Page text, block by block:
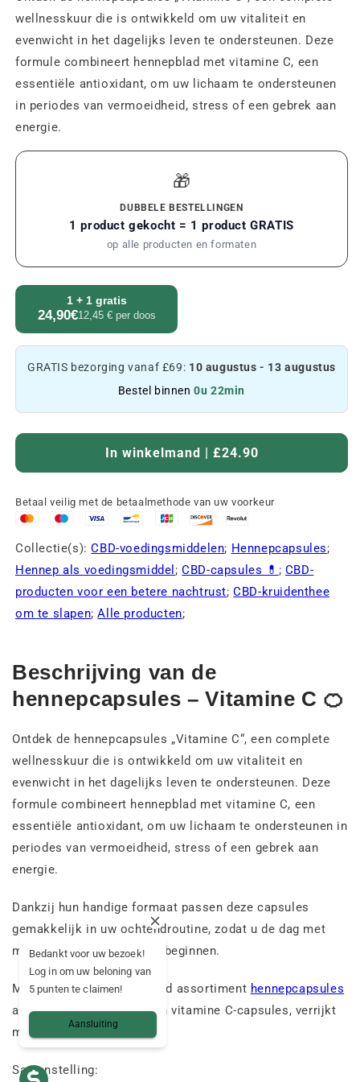
wellnesskuur die is ontwikkeld om uw vitaliteit en
evenwicht in het dagelijks leven te ondersteunen. Deze
formule combineert hennepblad met vitamine C, een
essentiële antioxidant, om uw lichaam te ondersteunen
in periodes van vermoeidheid, stress of een gebrek aan
energie.
🎁
DUBBELE BESTELLINGEN
1 product gekocht = 1 product GRATIS
op alle producten en formaten
1 + 1 gratis
24,90€12,45 € per doos
GRATIS bezorging vanaf £69: 10 augustus - 13 augustus
Bestel binnen0u 22min
In winkelmand | £24.90
Betaal veilig met de betaalmethode van uw voorkeur
Collectie(s):CBD-voedingsmiddelen; Hennepcapsules;
Hennep als voedingsmiddel ;CBD-capsules 💊 ; CBD-
producten voor een betere nachtrust;CBD-kruidenthee
om te slapen;Alle producten;
Beschrijving van de
hennepcapsules – Vitamine C 🍊
Ontdek de hennepcapsules „Vitamine C“, een complete
wellnesskuur die is ontwikkeld om uw vitaliteit en
evenwicht in het dagelijks leven te ondersteunen. Deze
formule combineert hennepblad met vitamine C, een
essentiële antioxidant, om uw lichaam te ondersteunen in
periodes van vermoeidheid, stress of een gebrek aan
energie.
Dankzij hun handige formaat passen deze capsules
gemakkelijk in uw ochtendroutine, zodat u de dag met
meer energie en rust kunt beginnen.
Mama Kana biedt een breed assortiment hennepcapsules
aan, zoals deze hennep- en vitamine C-capsules, verrijkt
met vitamine C.
Samenstelling:
Bedankt voor uw bezoek!
Log in om uw beloning van
5 punten te claimen!
Aansluiting